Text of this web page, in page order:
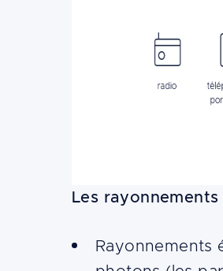
Les
Rayonnements